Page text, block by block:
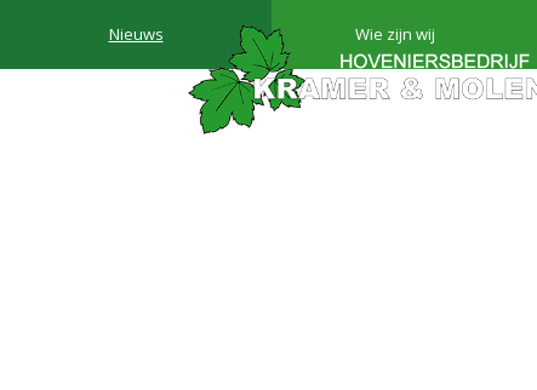
Nieuws Wie zijn wij